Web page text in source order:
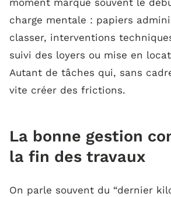
L’anticipation comme réflexe
Faire durer la qualité dans le
moment marque souvent le
charge mentale : papiers
classer, interventions
suivi des loyers ou mise en
Autant de tâches qui, sans
vite créer des frictions.
La bonne gestion
la fin des travaux
On parle souvent du “dernier